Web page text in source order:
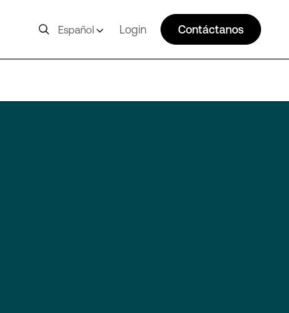
Español Login Contáctanos